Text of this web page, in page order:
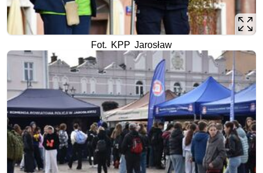
Fot. KPP Jarosław